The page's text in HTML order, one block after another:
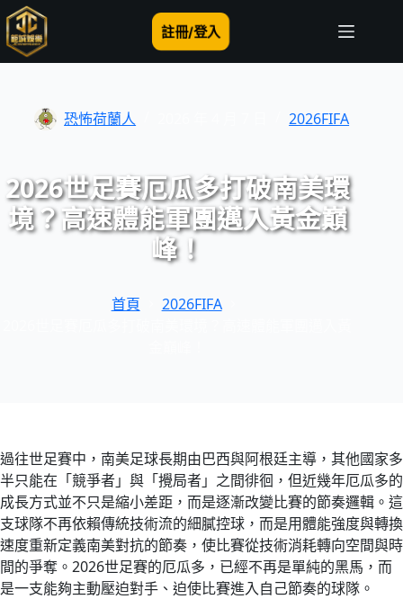
跳
至
主
註冊/登入
恐怖荷蘭人 2026FIFA
2026世足賽厄瓜多打破南美環
境？高速體能軍團邁入黃金巔
峰！
首頁
2026FIFA
過往世足賽中，南美足球長期由巴西與阿根廷主導，其他國家多
半只能在「競爭者」與「攪局者」之間徘徊，但近幾年厄瓜多的
成長方式並不只是縮小差距，而是逐漸改變比賽的節奏邏輯。這
支球隊不再依賴傳統技術流的細膩控球，而是用體能強度與轉換
速度重新定義南美對抗的節奏，使比賽從技術消耗轉向空間與時
間的爭奪。2026世足賽的厄瓜多，已經不再是單純的黑馬，而
是一支能夠主動壓迫對手、迫使比賽進入自己節奏的球隊。